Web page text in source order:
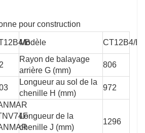
B
Modèle
CT12B4/B
Rayon de balayage
arrière G (mm)
806
Longueur au sol de la
chenille H (mm)
972
Longueur de la
chenille J (mm)
1296